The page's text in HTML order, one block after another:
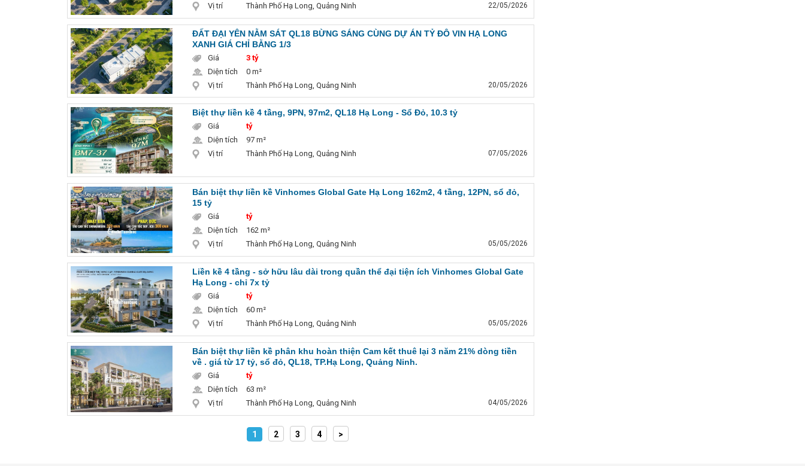
Vị trí
Thành Phố Hạ Long, Quảng Ninh 22/05/2026
ĐẤT ĐẠI YÊN NẰM SÁT QL18 BỪNG SÁNG CÙNG DỰ ÁN TỶ ĐÔ VIN HẠ LONG
XANH GIÁ CHỈ BẰNG 1/3
Giá
3 tỷ
Diện tích
0 m²
Vị trí
Thành Phố Hạ Long, Quảng Ninh 20/05/2026
Biệt thự liền kề 4 tầng, 9PN, 97m2, QL18 Hạ Long - Sổ Đỏ, 10.3 tỷ
Giá
tỷ
Diện tích
97 m²
Vị trí
Thành Phố Hạ Long, Quảng Ninh 07/05/2026
Bán biệt thự liền kề Vinhomes Global Gate Hạ Long 162m2, 4 tầng, 12PN, sổ đỏ,
15 tỷ
Giá
tỷ
Diện tích
162 m²
Vị trí
Thành Phố Hạ Long, Quảng Ninh 05/05/2026
Liền kề 4 tầng - sở hữu lâu dài trong quần thể đại tiện ích Vinhomes Global Gate
Hạ Long - chỉ 7x tỷ
Giá
tỷ
Diện tích
60 m²
Vị trí
Thành Phố Hạ Long, Quảng Ninh 05/05/2026
Bán biệt thự liền kề phân khu hoàn thiện Cam kết thuê lại 3 năm 21% dòng tiền
về . giá từ 17 tỷ, sổ đỏ, QL18, TP.Hạ Long, Quảng Ninh.
Giá
tỷ
Diện tích
63 m²
Vị trí
Thành Phố Hạ Long, Quảng Ninh 04/05/2026
1 2 3 4 >